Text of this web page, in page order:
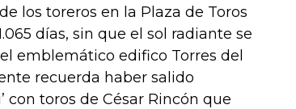
los toreros en la Plaza de Toros
días, sin que el sol radiante se
emblemático edifico Torres del
recuerda haber salido
con toros de César Rincón que